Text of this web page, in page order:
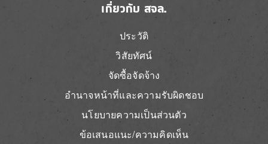
เกี่ยวกับ สจล.
ประวัติ
วิสัยทัศน์
จัดซื้อจัดจ้าง
อำนาจหน้าที่และความรับผิดชอบ
นโยบายความเป็นส่วนตัว
ข้อเสนอแนะ/ความคิดเห็น